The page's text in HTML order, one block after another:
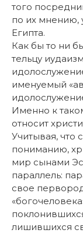
того
по их мнению,
Египта.
Как бы то ни
тельцу
именуемый
Именно к
относит
Учитывая, что
пониманию,
мир сынами
параллель:
свое
лишившихся